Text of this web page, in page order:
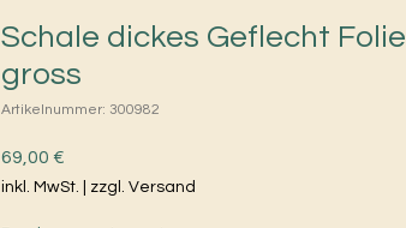
Schale dickes Geflecht Folie
gross
Artikelnummer: 300982
69,00 €
inkl. MwSt. zzgl. Versand